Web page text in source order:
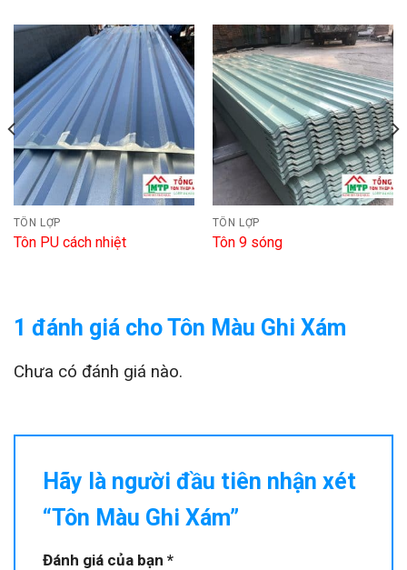
TÔN LỢP
Tôn PU cách nhiệt
TÔN LỢP
Tôn 9 sóng
1 đánh giá choTôn Màu Ghi Xám
Chưa có đánh giá nào.
Hãy là người đầu tiên nhận xét
“Tôn Màu Ghi Xám”
Đánh giá của bạn *